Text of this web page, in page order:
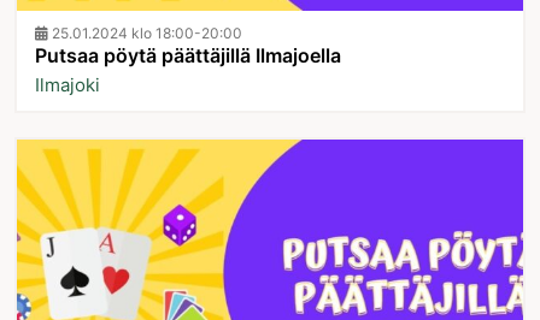
25.01.2024 klo 18:00-20:00
Putsaa pöytä päättäjillä Ilmajoella
Ilmajoki